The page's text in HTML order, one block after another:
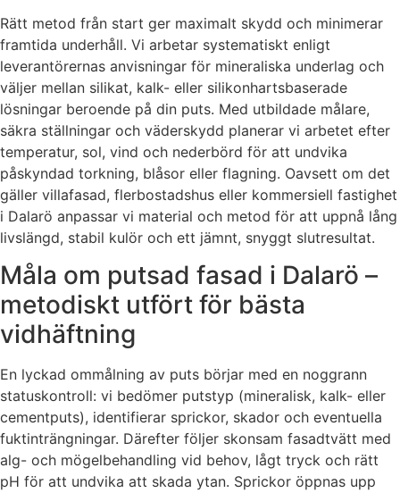
Rätt metod från start ger maximalt skydd och minimerar
framtida underhåll. Vi arbetar systematiskt enligt
leverantörernas anvisningar för mineraliska underlag och
väljer mellan silikat, kalk- eller silikonhartsbaserade
lösningar beroende på din puts. Med utbildade målare,
säkra ställningar och väderskydd planerar vi arbetet efter
temperatur, sol, vind och nederbörd för att undvika
påskyndad torkning, blåsor eller flagning. Oavsett om det
gäller villafasad, flerbostadshus eller kommersiell fastighet
i Dalarö anpassar vi material och metod för att uppnå lång
livslängd, stabil kulör och ett jämnt, snyggt slutresultat.
Måla om putsad fasad i Dalarö –
metodiskt utfört för bästa
vidhäftning
En lyckad ommålning av puts börjar med en noggrann
statuskontroll: vi bedömer putstyp (mineralisk, kalk- eller
cementputs), identifierar sprickor, skador och eventuella
fuktinträngningar. Därefter följer skonsam fasadtvätt med
alg- och mögelbehandling vid behov, lågt tryck och rätt
pH för att undvika att skada ytan. Sprickor öppnas upp